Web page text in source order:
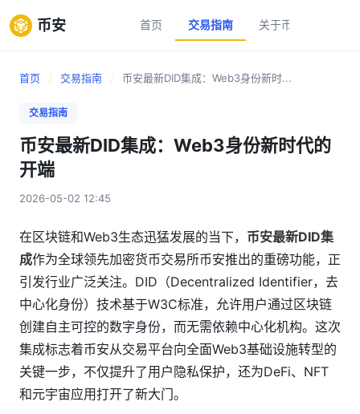
币安 首页 交易指南 关于币安
首页 交易指南 币安最新DID集成：Web3身份新时...
交易指南
币安最新DID集成：Web3身份新时代的
开端
2026-05-02 12:45
在区块链和Web3生态迅猛发展的当下， 币安最新DID集
成作为全球领先加密货币交易所币安推出的重磅功能，正
引发行业广泛关注。DID（Decentralized Identifier，去
中心化身份）技术基于W3C标准，允许用户通过区块链
创建自主可控的数字身份，而无需依赖中心化机构。这次
集成标志着币安从交易平台向全面Web3基础设施转型的
关键一步，不仅提升了用户隐私保护，还为DeFi、NFT
和元宇宙应用打开了新大门。